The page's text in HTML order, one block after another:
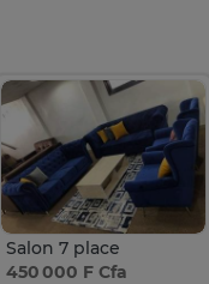
Salon 7 place
450 000 F Cfa